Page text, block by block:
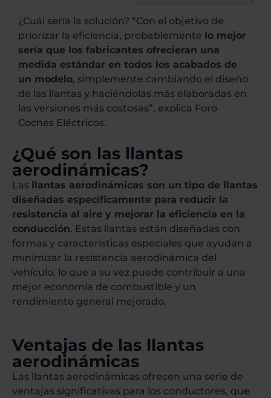
¿Cuál sería la solución? “Con el objetivo de
priorizar la eficiencia, probablemente lo mejor
sería que los fabricantes ofrecieran una
medida estándar en todos los acabados de
un modelo, simplemente cambiando el diseño
de las llantas y haciéndolas más elaboradas en
las versiones más costosas”, explica Foro
Coches Eléctricos.
¿Qué son las llantas
aerodinámicas?
Las llantas aerodinámicas son un tipo de llantas
diseñadas específicamente para reducir la
resistencia al aire y mejorar la eficiencia en la
conducción. Estas llantas están diseñadas con
formas y características especiales que ayudan a
minimizar la resistencia aerodinámica del
vehículo, lo que a su vez puede contribuir a una
mejor economía de combustible y un
rendimiento general mejorado.
Ventajas de las llantas
aerodinámicas
Las llantas aerodinámicas ofrecen una serie de
ventajas significativas para los conductores, que